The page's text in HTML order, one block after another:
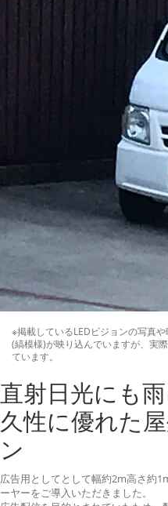
※掲載しているLEDビジョンの写真
(縞模様)が映り込んでいますが、実
ています。
直射日光にも
久性に優れた
ン
広告用としてとして幅約2m高さ約
ーヤーをご導入いただきました。